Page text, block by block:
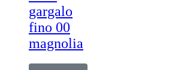
gargalo
fino 00
magnolia